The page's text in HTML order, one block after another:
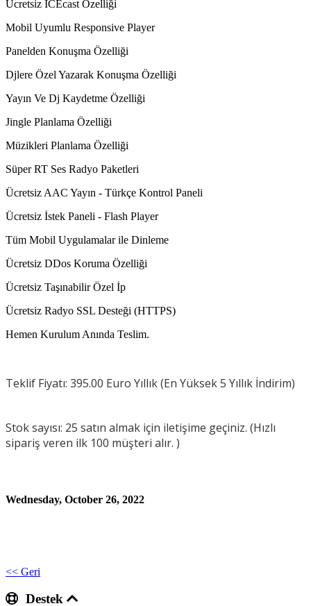
Ücretsiz ICEcast Özelliği
Mobil Uyumlu Responsive Player
Panelden Konuşma Özelliği
Djlere Özel Yazarak Konuşma Özelliği
Yayın Ve Dj Kaydetme Özelliği
Jingle Planlama Özelliği
Müzikleri Planlama Özelliği
Süper RT Ses Radyo Paketleri
Ücretsiz AAC Yayın - Türkçe Kontrol Paneli
Ücretsiz İstek Paneli - Flash Player
Tüm Mobil Uygulamalar ile Dinleme
Ücretsiz DDos Koruma Özelliği
Ücretsiz Taşınabilir Özel İp
Ücretsiz Radyo SSL Desteği (HTTPS)
Hemen Kurulum Anında Teslim.
Teklif Fiyatı: 395.00 Euro Yıllık (En Yüksek 5 Yıllık İndirim)
Stok sayısı: 25 satın almak için iletişime geçiniz. (Hızlı
sipariş veren ilk 100 müşteri alır. )
Wednesday, October 26, 2022
<< Geri
Destek